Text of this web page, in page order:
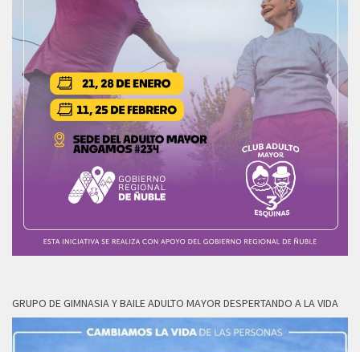
GRUPO DE GIMNASIA Y BAILE ADULTO MAYOR DESPERTANDO A LA VIDA